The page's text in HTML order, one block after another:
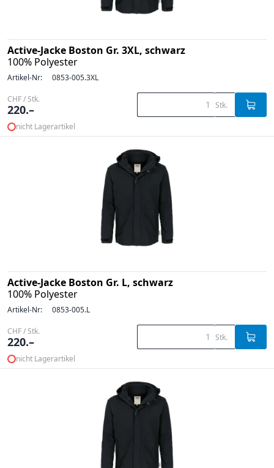
Active-Jacke Boston Gr. 3XL, schwarz
100% Polyester
Artikel-Nr: 0853-005.3XL
CHF / Stk.
220.– Stk.
nicht Lagerartikel
Active-Jacke Boston Gr. L, schwarz
100% Polyester
Artikel-Nr: 0853-005.L
CHF / Stk.
220.– Stk.
nicht Lagerartikel